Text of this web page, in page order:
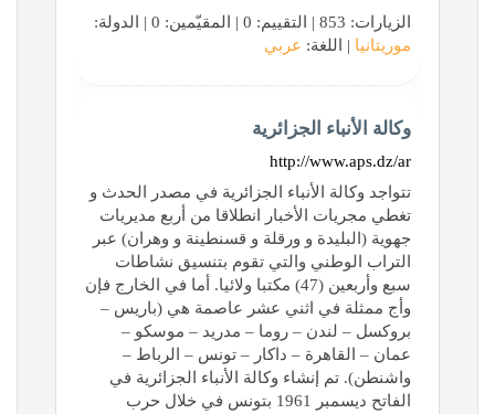
الزيارات: 853 | التقييم: 0 | المقيّمين: 0 | الدولة:
موريتانيا | اللغة: عربي
وكالة الأنباء الجزائرية
http://www.aps.dz/ar
تتواجد وكالة الأنباء الجزائرية في مصدر الحدث و
تغطي مجريات الأخبار انطلاقا من أربع مديريات
جهوية (البليدة و ورقلة و قسنطينة و وهران) عبر
التراب الوطني والتي تقوم بتنسيق نشاطات
سبع وأربعين (47) مكتبا ولائيا. أما في الخارج فإن
وأج ممثلة في اثني عشر عاصمة هي (باريس –
بروكسل – لندن – روما – مدريد – موسكو –
عمان – القاهرة – داكار – تونس – الرباط –
واشنطن). تم إنشاء وكالة الأنباء الجزائرية في
الفاتح ديسمبر 1961 بتونس في خلال حرب